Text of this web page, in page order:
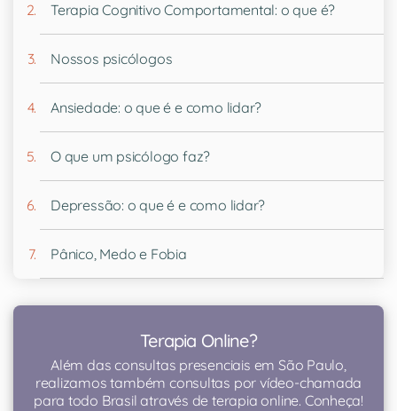
Terapia Cognitivo Comportamental: o que é?
Nossos psicólogos
Ansiedade: o que é e como lidar?
O que um psicólogo faz?
Depressão: o que é e como lidar?
Pânico, Medo e Fobia
Terapia Online?
Além das consultas presenciais em São Paulo,
realizamos também consultas por vídeo-chamada
para todo Brasil através de terapia online. Conheça!